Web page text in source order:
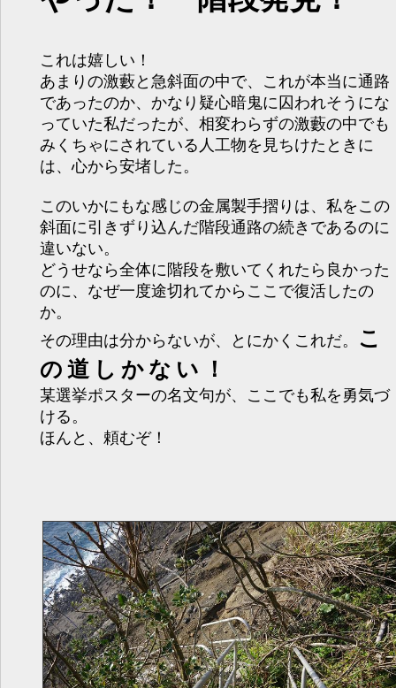
これは嬉しい！
あまりの激藪と急斜面の中で、これが本当に通路
であったのか、かなり疑心暗鬼に囚われそうにな
っていた私だったが、相変わらずの激藪の中でも
みくちゃにされている人工物を見ちけたときに
は、心から安堵した。
このいかにもな感じの金属製手摺りは、私をこの
斜面に引きずり込んだ階段通路の続きであるのに
違いない。
どうせなら全体に階段を敷いてくれたら良かった
のに、なぜ一度途切れてからここで復活したの
か。
その理由は分からないが、とにかくこれだ。
こ
の道しかない！
某選挙ポスターの名文句が、ここでも私を勇気づ
ける。
ほんと、頼むぞ！